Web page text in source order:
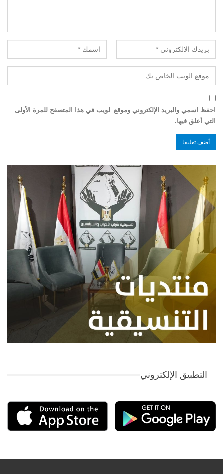
احفظ اسمي والبريد الإلكتروني وموقع الويب في هذا المتصفح للمرة الأولى
التي أعلق فيها.
التطبيق الإلكتروني